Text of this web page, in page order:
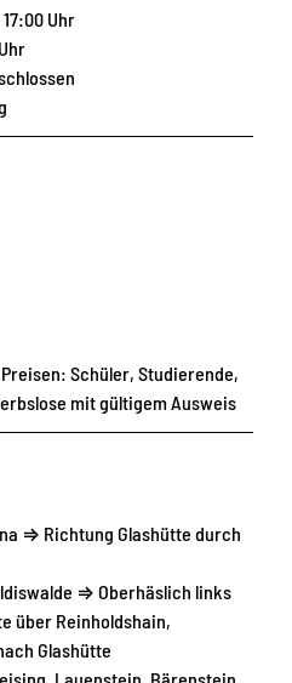
Uhr
Schüler, Studierende,
mit gültigem Ausweis
⇒ Richtung Glashütte durch
⇒ Oberhäslich links
über Reinholdshain,
Glashütte